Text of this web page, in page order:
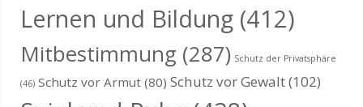
Lernen und Bildung (412)
Mitbestimmung (287) Schutz der Privatsphäre
(46) Schutz vor Armut (80) Schutz vor Gewalt(102)